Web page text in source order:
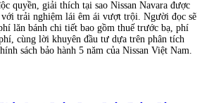
quyền, giải thích tại sao Nissan Navara được
trải nghiệm lái êm ái vượt trội. Người đọc sẽ
lăn bánh chi tiết bao gồm thuế trước bạ, phí
cùng lời khuyên đầu tư dựa trên phân tích
sách bảo hành 5 năm của Nissan Việt Nam.